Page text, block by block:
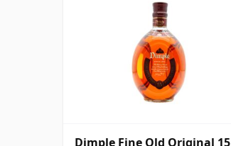
Dimple Fine Old Original 15